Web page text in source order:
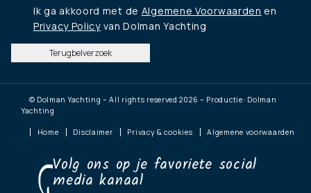
Ik ga akkoord met de Algemene Voorwaarden en
Privacy Policyvan Dolman Yachting
Terugbelverzoek
© Dolman Yachting – All rights reserved 2026 – Productie: Dolman
Yachting
Home Disclaimer Privacy & cookies Algemene voorwaarden
Volg ons op je favoriete social
media kanaal